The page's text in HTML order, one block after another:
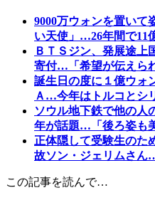
9000万ウォンを置いて
い天使」…26年間で11
ＢＴＳジン、発展途上
寄付…「希望が伝えら
誕生日の度に１億ウォ
Ａ…今年はトルコとシ
ソウル地下鉄で他の人
年が話題…「後ろ姿も
正体隠して受験生のた
故ソン・ジェリムさん
この記事を読んで…